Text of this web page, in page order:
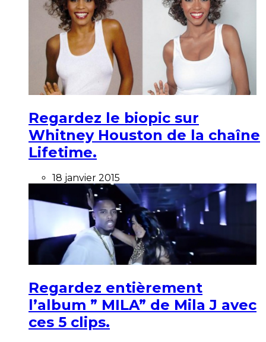
Regardez le biopic sur
Whitney Houston de la chaîne
Lifetime.
18 janvier 2015
Regardez entièrement
l’album ” MILA” de Mila J avec
ces 5 clips.